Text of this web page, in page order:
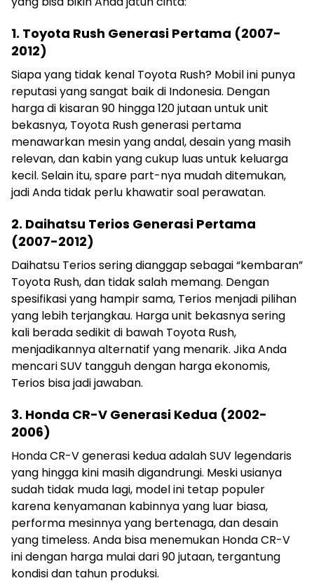
1. Toyota Rush Generasi Pertama (2007-
2012)
Siapa yang tidak kenal Toyota Rush? Mobil ini punya
reputasi yang sangat baik di Indonesia. Dengan
harga di kisaran 90 hingga 120 jutaan untuk unit
bekasnya, Toyota Rush generasi pertama
menawarkan mesin yang andal, desain yang masih
relevan, dan kabin yang cukup luas untuk keluarga
kecil. Selain itu, spare part-nya mudah ditemukan,
jadi Anda tidak perlu khawatir soal perawatan.
2. Daihatsu Terios Generasi Pertama
(2007-2012)
Daihatsu Terios sering dianggap sebagai “kembaran”
Toyota Rush, dan tidak salah memang. Dengan
spesifikasi yang hampir sama, Terios menjadi pilihan
yang lebih terjangkau. Harga unit bekasnya sering
kali berada sedikit di bawah Toyota Rush,
menjadikannya alternatif yang menarik. Jika Anda
mencari SUV tangguh dengan harga ekonomis,
Terios bisa jadi jawaban.
3. Honda CR-V Generasi Kedua (2002-
2006)
Honda CR-V generasi kedua adalah SUV legendaris
yang hingga kini masih digandrungi. Meski usianya
sudah tidak muda lagi, model ini tetap populer
karena kenyamanan kabinnya yang luar biasa,
performa mesinnya yang bertenaga, dan desain
yang timeless. Anda bisa menemukan Honda CR-V
ini dengan harga mulai dari 90 jutaan, tergantung
kondisi dan tahun produksi.